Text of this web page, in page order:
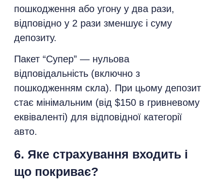
пошкодження або угону у два рази,
відповідно у 2 рази зменшує і суму
депозиту.
Пакет “Супер” — нульова
відповідальність (включно з
пошкодженням скла). При цьому депозит
стає мінімальним (від $150 в гривневому
еквіваленті) для відповідної категорії
авто.
6. Яке страхування входить і
що покриває?